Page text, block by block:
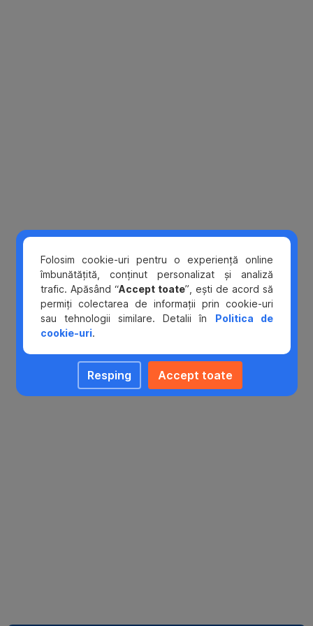
Folosim cookie-uri pentru o experiență online
îmbunătățită, conținut personalizat și analiză
trafic. Apăsând “Accept toate”, ești de acord să
permiți colectarea de informații prin cookie-uri
sau tehnologii similare. Detalii în Politica de
cookie-uri.
Resping Accept toate